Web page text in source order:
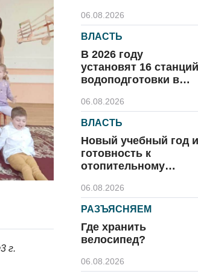
г.
06.08.2026
ВЛАСТЬ
В 2026 году
установят 16 станций
водоподготовки в
06.08.2026
ВЛАСТЬ
Новый учебный год и
готовность к
отопительному
06.08.2026
РАЗЪЯСНЯЕМ
Где хранить
велосипед?
06.08.2026